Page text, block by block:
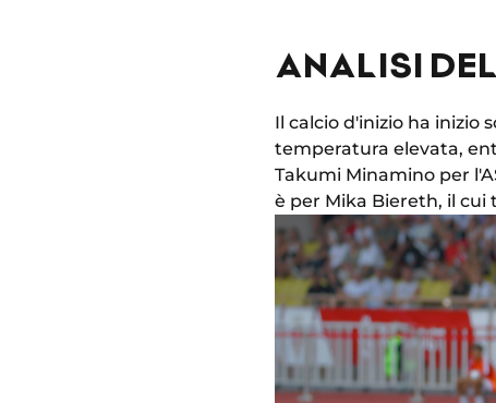
ANALISI
Il calcio d'inizio ha inizio
temperatura elevata,
Takumi Minamino per
è per Mika Biereth, il cui